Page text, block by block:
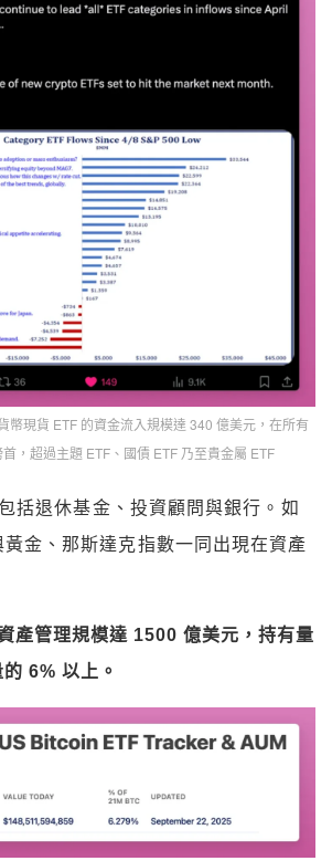
幣現貨 ETF 的資金流入規模達 340 億美元，在所有
，超過主題 ETF、國債 ETF 乃至貴金屬 ETF
括退休基金、投資顧問與銀行。如
金、那斯達克指數一同出現在資產
產管理規模達 1500 億美元，持有量
6% 以上。